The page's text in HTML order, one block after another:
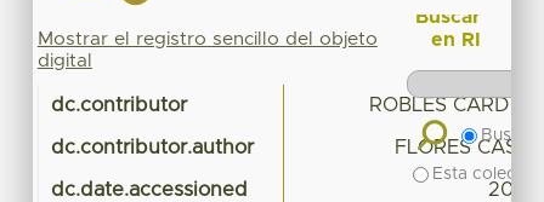
Mostrar el registro sencillo del objeto
digital
dc.contributor ROBLES
dc.contributor.author FLORES
dc.date.accessioned
Buscar
en RI
Buscar
Esta